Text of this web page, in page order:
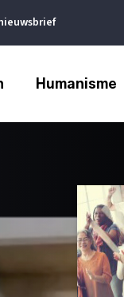
Humanisme